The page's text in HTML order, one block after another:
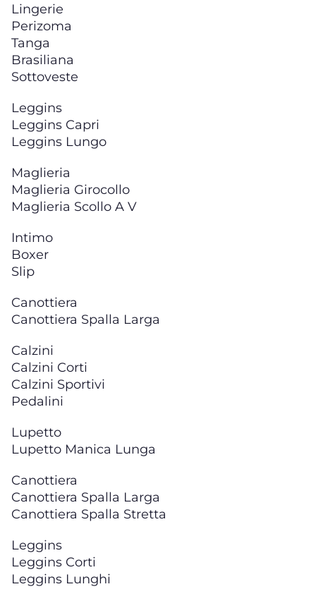
Lingerie
Perizoma
Tanga
Brasiliana
Sottoveste
Leggins
Leggins Capri
Leggins Lungo
Maglieria
Maglieria Girocollo
Maglieria Scollo A V
Intimo
Boxer
Slip
Canottiera
Canottiera Spalla Larga
Calzini
Calzini Corti
Calzini Sportivi
Pedalini
Lupetto
Lupetto Manica Lunga
Canottiera
Canottiera Spalla Larga
Canottiera Spalla Stretta
Leggins
Leggins Corti
Leggins Lunghi